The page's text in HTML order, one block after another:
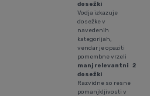
dosežki
Vodja izkazuje
dosežke v
navedenih
kategorijah,
vendar je opaziti
pomembne vrzeli
manj relevantni
dosežki
Razvidne so resne
pomanjkljivosti v
2